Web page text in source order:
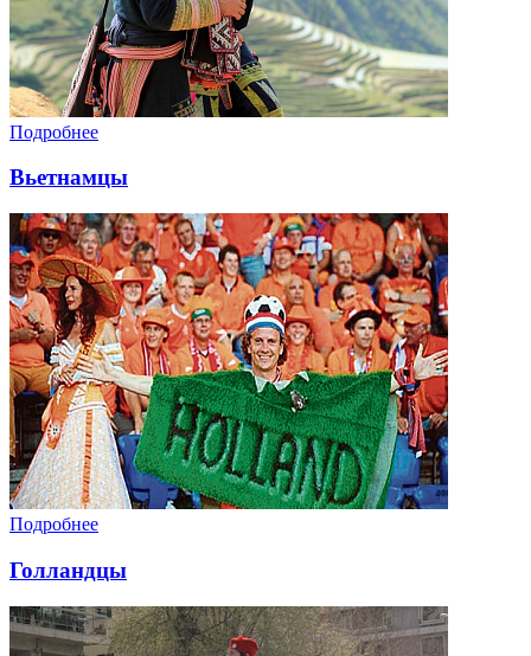
Подробнее
Вьетнамцы
Подробнее
Голландцы